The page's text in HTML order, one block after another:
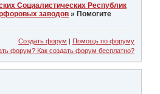
Социалистических Республик
заводов »Помогите
Создать форум Помощь по форуму